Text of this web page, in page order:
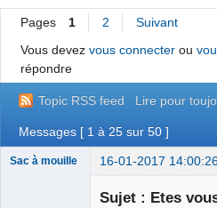
Connexion
Pages 1 2
Suivant
Vous devez vous connecterou
répondre
Topic RSS feed Lire pour
Messages [ 1 à 25 sur 50 ]
Sac à mouille 16-01-2017
Sujet : Etes